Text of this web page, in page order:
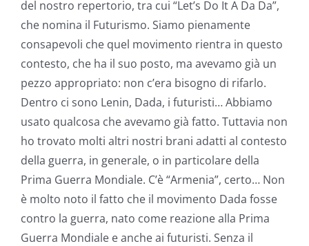
del nostro repertorio, tra cui “Let’s Do It A Da Da”,
che nomina il Futurismo. Siamo pienamente
consapevoli che quel movimento rientra in questo
contesto, che ha il suo posto, ma avevamo già un
pezzo appropriato: non c’era bisogno di rifarlo.
Dentro ci sono Lenin, Dada, i futuristi… Abbiamo
usato qualcosa che avevamo già fatto. Tuttavia non
ho trovato molti altri nostri brani adatti al contesto
della guerra, in generale, o in particolare della
Prima Guerra Mondiale. C’è “Armenia”, certo… Non
è molto noto il fatto che il movimento Dada fosse
contro la guerra, nato come reazione alla Prima
Guerra Mondiale e anche ai futuristi. Senza il